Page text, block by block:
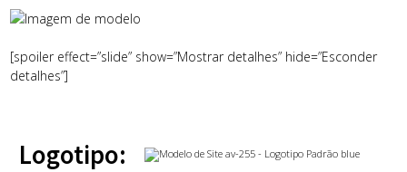
[spoiler effect=”slide” show=”Mostrar detalhes” hide=”Esconder
detalhes”]
Logotipo: